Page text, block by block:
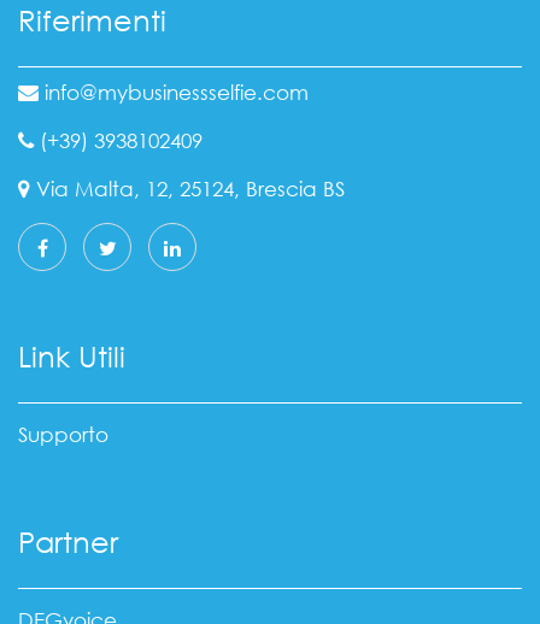
Riferimenti
info@mybusinessselfie.com
(+39) 3938102409
Via Malta, 12, 25124, Brescia BS
Link Utili
Supporto
Partner